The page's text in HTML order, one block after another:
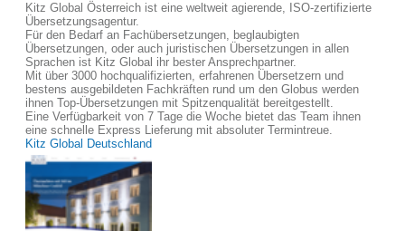
Kitz Global Österreich ist eine weltweit agierende, ISO-zertifizierte
Übersetzungsagentur.
Für den Bedarf an Fachübersetzungen, beglaubigten
Übersetzungen, oder auch juristischen Übersetzungen in allen
Sprachen ist Kitz Global ihr bester Ansprechpartner.
Mit über 3000 hochqualifizierten, erfahrenen Übersetzern und
bestens ausgebildeten Fachkräften rund um den Globus werden
ihnen Top-Übersetzungen mit Spitzenqualität bereitgestellt.
Eine Verfügbarkeit von 7 Tage die Woche bietet das Team ihnen
eine schnelle Express Lieferung mit absoluter Termintreue.
Kitz Global Deutschland